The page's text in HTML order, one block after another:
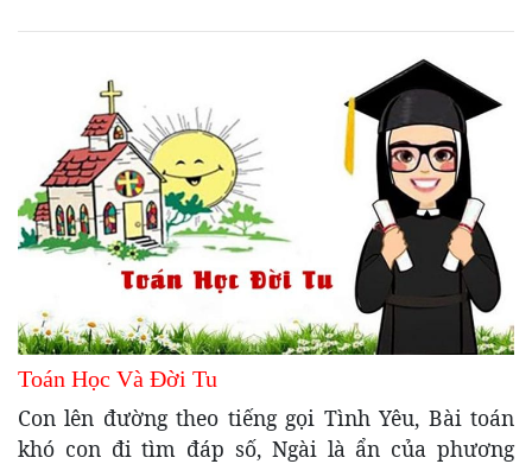
Toán Học Và Đời Tu
Con lên đường theo tiếng gọi Tình Yêu, Bài toán
khó con đi tìm đáp số, Ngài là ẩn của phương